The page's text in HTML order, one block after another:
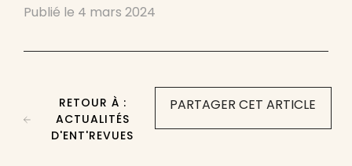
Publié le 4 mars 2024
PARTAGER CET ARTICLE
RETOUR À :
ACTUALITÉS
D'ENT'REVUES